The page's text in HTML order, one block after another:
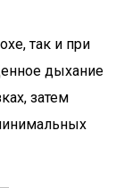
так и при
дыхание
затем